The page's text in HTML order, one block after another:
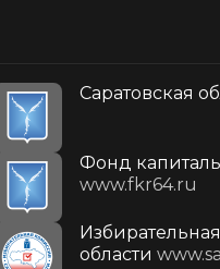
Саратовская
Фонд
www.fkr64.ru
области